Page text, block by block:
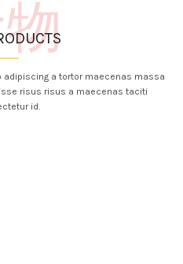
adipiscing a tortor maecenas massa
risus risus a maecenas taciti
id.